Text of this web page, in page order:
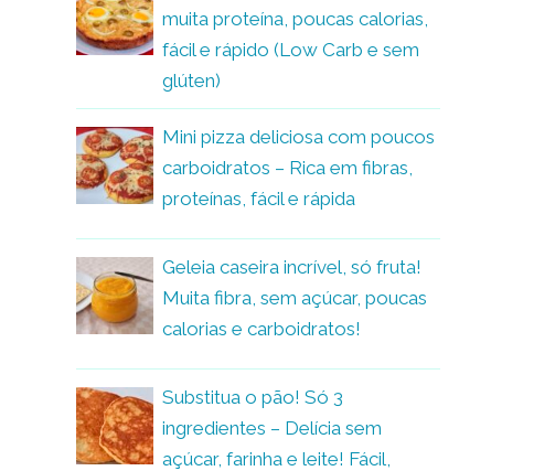
muita proteína, poucas calorias,
fácil e rápido (Low Carb e sem
glúten)
Mini pizza deliciosa com poucos
carboidratos – Rica em fibras,
proteínas, fácil e rápida
Geleia caseira incrível, só fruta!
Muita fibra, sem açúcar, poucas
calorias e carboidratos!
Substitua o pão! Só 3
ingredientes – Delícia sem
açúcar, farinha e leite! Fácil,